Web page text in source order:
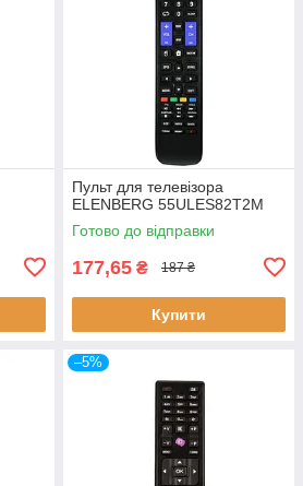
Пульт для телевізора
ELENBERG 55ULES82T2M
Готово до відправки
177,65 ₴ 187 ₴
Купити
–5%